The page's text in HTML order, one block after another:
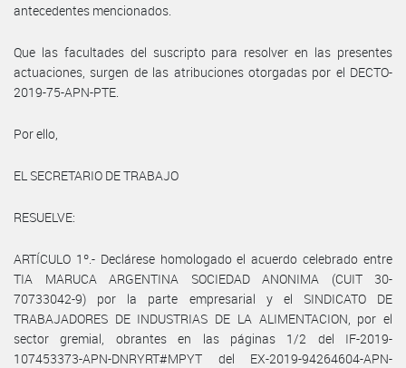
antecedentes mencionados.
Que las facultades del suscripto para resolver en las presentes
actuaciones, surgen de las atribuciones otorgadas por el DECTO-
2019-75-APN-PTE.
Por ello,
EL SECRETARIO DE TRABAJO
RESUELVE:
ARTÍCULO 1º.- Declárese homologado el acuerdo celebrado entre
TIA MARUCA ARGENTINA SOCIEDAD ANONIMA (CUIT 30-
70733042-9) por la parte empresarial y el SINDICATO DE
TRABAJADORES DE INDUSTRIAS DE LA ALIMENTACION, por el
sector gremial, obrantes en las páginas 1/2 del IF-2019-
107453373-APN-DNRYRT#MPYT del EX-2019-94264604-APN-